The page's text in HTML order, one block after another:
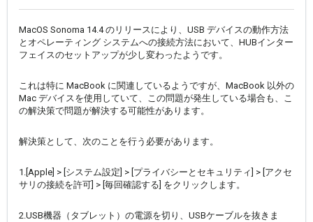
MacOS Sonoma 14.4 のリリースにより、USB デバイスの動作方法
とオペレーティング システムへの接続方法において、HUBインター
フェイスのセットアップが少し変わったようです。
これは特に MacBook に関連しているようですが、MacBook 以外の
Mac デバイスを使用していて、この問題が発生している場合も、こ
の解決策で問題が解決する可能性があります。
解決策として、次のことを行う必要があります。
1.[Apple] > [システム設定] > [プライバシーとセキュリティ] > [アクセ
サリの接続を許可] > [毎回確認する] をクリックします。
2.USB機器（タブレット）の電源を切り、USBケーブルを抜きま